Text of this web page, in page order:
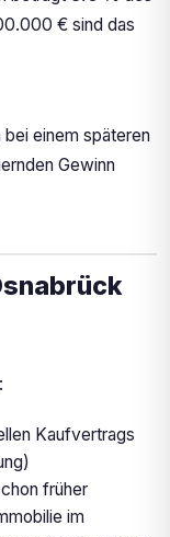
€ sind das
bei einem späteren
Gewinn
Kaufvertrags
früher
im